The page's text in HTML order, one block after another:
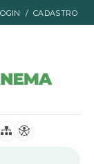
/ CADASTRO